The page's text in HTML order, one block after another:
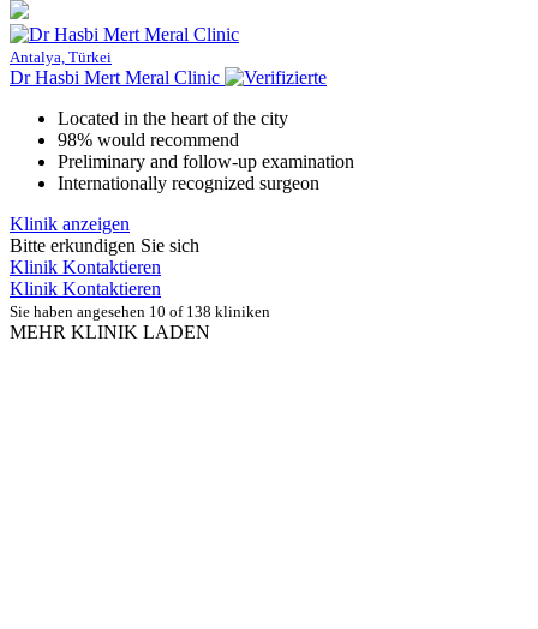
Antalya, Türkei
Dr Hasbi Mert Meral Clinic
Located in the heart of the city
98% would recommend
Preliminary and follow-up examination
Internationally recognized surgeon
Klinik anzeigen
Bitte erkundigen Sie sich
Klinik Kontaktieren
Klinik Kontaktieren
Sie haben angesehen 10 of 138 kliniken
MEHR KLINIK LADEN